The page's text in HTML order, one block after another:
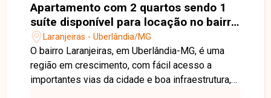
Apartamento com 2 quartos sendo 1
suíte disponível para locação no bairro
Laranjeiras em Uberlândia-MG
Laranjeiras - Uberlândia/MG
O bairro Laranjeiras, em Uberlândia-MG, é uma
região em crescimento, com fácil acesso a
importantes vias da cidade e boa infraestrutura,